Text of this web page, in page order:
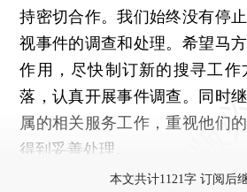
持密切合作。我们始终没有停
视事件的调查和处理。希望马
作用，尽快制订新的搜寻工
落，认真开展事件调查。同时
属的相关服务工作，重视他们
得到妥善处理。
本文共计1121字 订阅后